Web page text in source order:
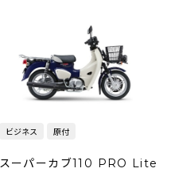
ビジネス 原付
スーパーカブ110 PRO Lite